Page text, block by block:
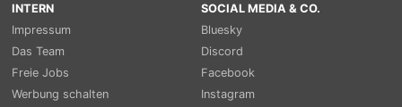
INTERN
Impressum
Das Team
Freie Jobs
Werbung schalten
SOCIAL MEDIA & CO.
Bluesky
Discord
Facebook
Instagram